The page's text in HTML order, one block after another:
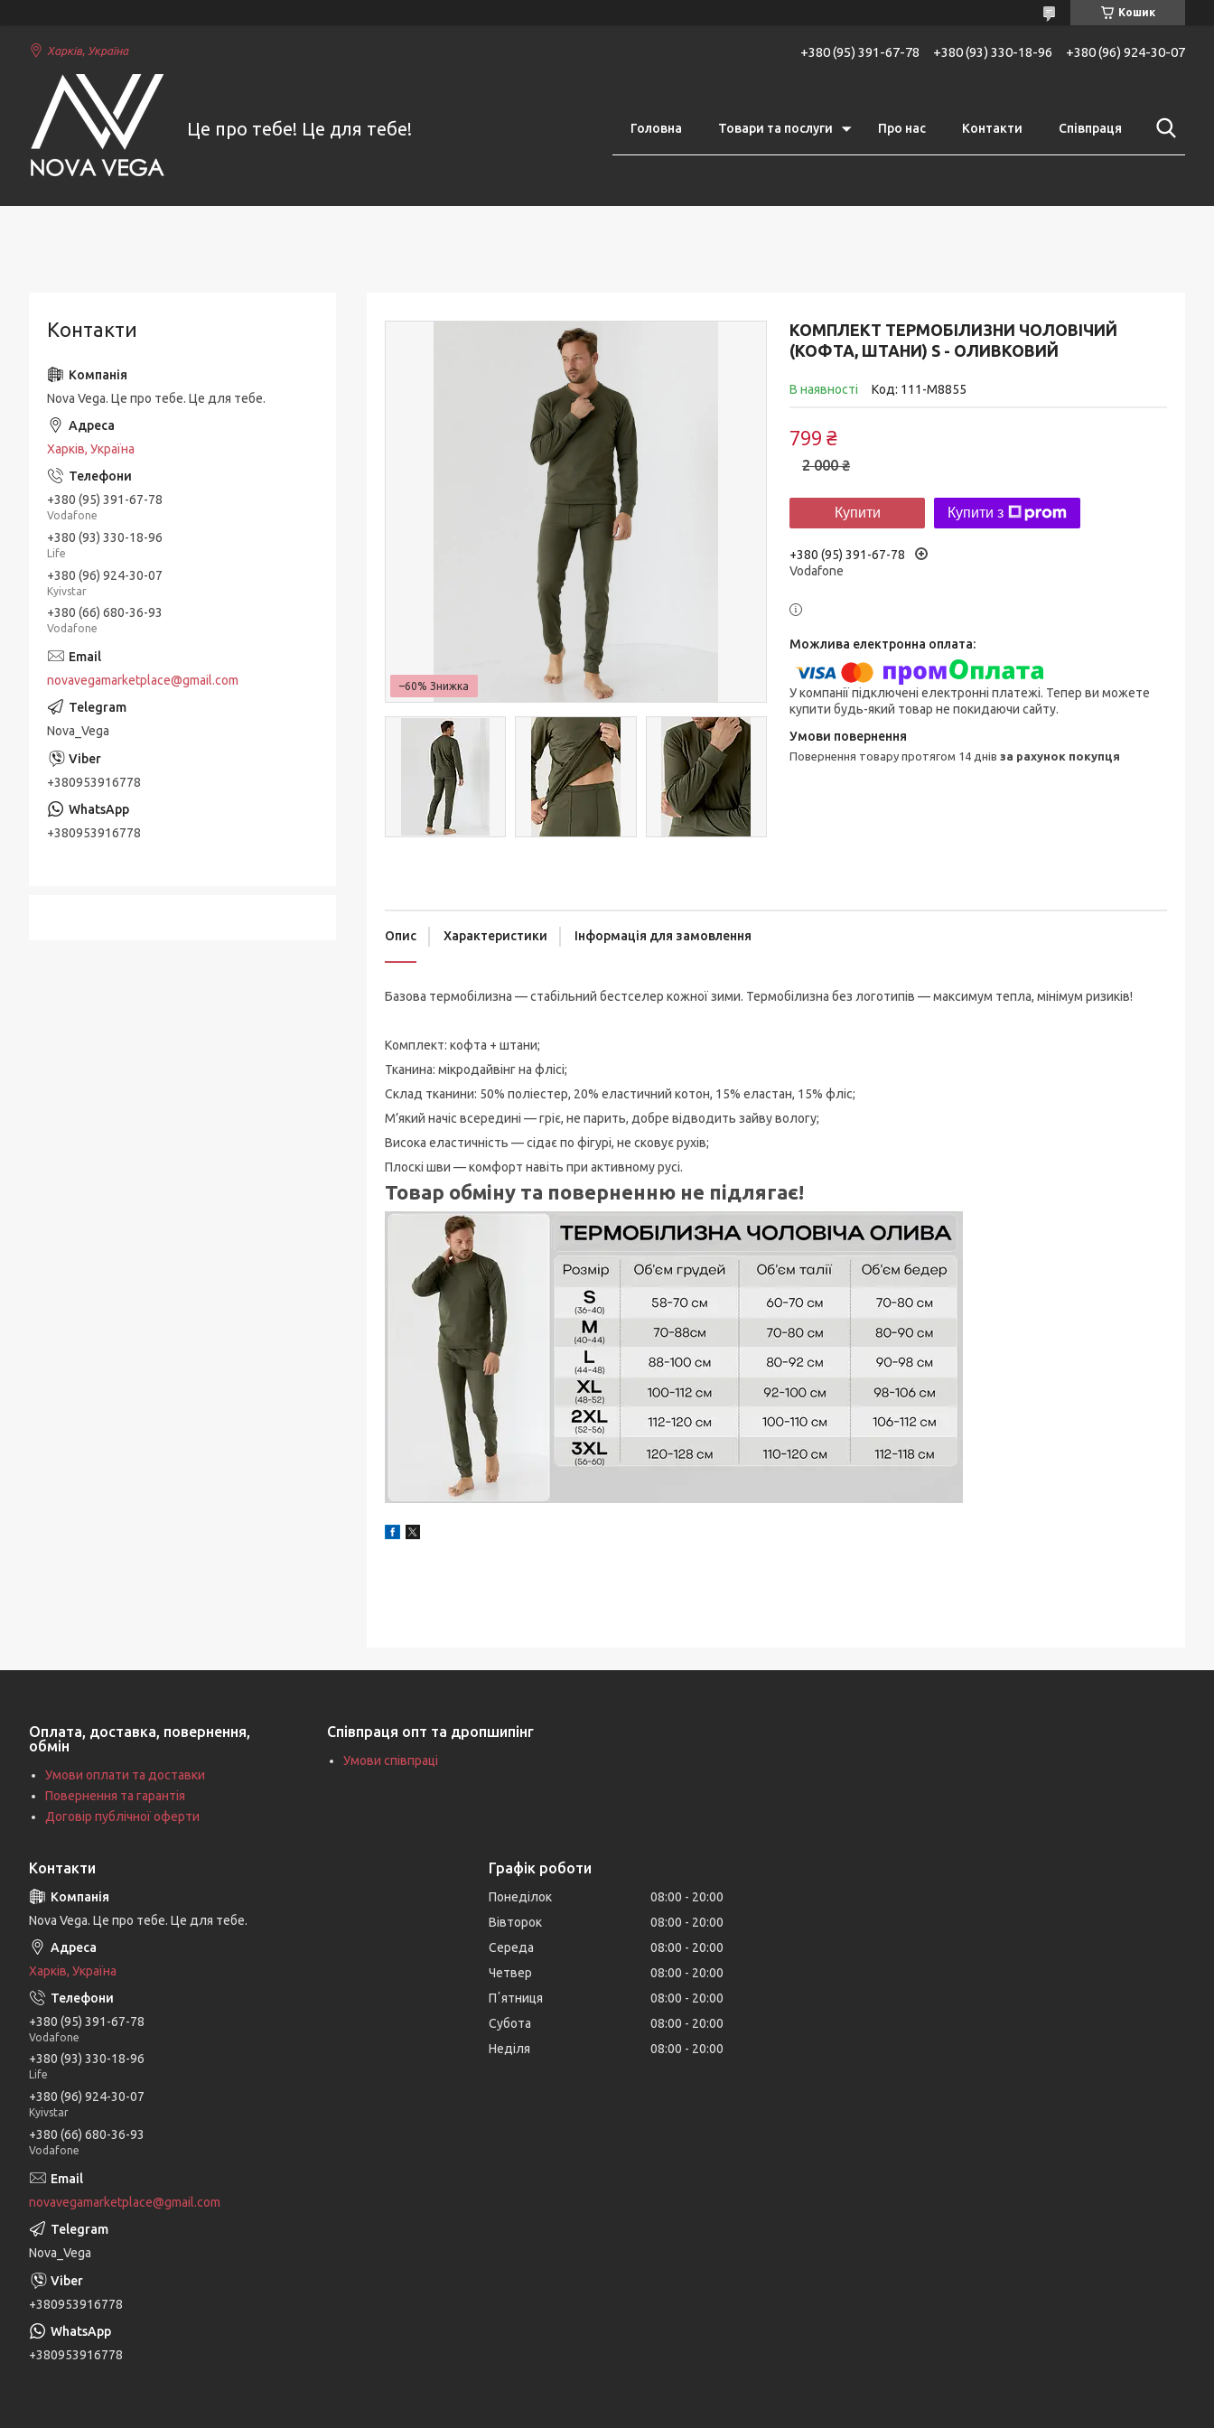
Кошик
Харків, Україна +380 (95) 391-67-78 +380 (93) 330-18-96 +380 (96) 924-30-07
Це про тебе! Це для тебе! Головна Товари та послуги Про нас Контакти Співпраця
КОМПЛЕКТ ТЕРМОБІЛИЗНИ ЧОЛОВІЧИЙ
(КОФТА, ШТАНИ) S - ОЛИВКОВИЙ
В наявності Код: 111-M8855
2 000 ₴
799 ₴
Купити Купити з
+380 (95) 391-67-78
Vodafone
У компанії підключені електронні платежі. Тепер ви можете
купити будь-який товар не покидаючи сайту.
повернення товару протягом 14 днів за рахунок покупця
–60%
Опис Характеристики Інформація для замовлення
Базова термобілизна — стабільний бестселер кожної зими. Термобілизна без логотипів — максимум тепла, мінімум ризиків!
Комплект: кофта + штани;
Тканина: мікродайвінг на флісі;
Склад тканини: 50% поліестер, 20% еластичний котон, 15% еластан, 15% фліс;
М’який начіс всередині — гріє, не парить, добре відводить зайву вологу;
Висока еластичність — сідає по фігурі, не сковує рухів;
Плоскі шви — комфорт навіть при активному русі.
Товар обміну та поверненню не підлягає!
Контакти
Nova Vega. Це про тебе. Це для тебе.
Харків, Україна
+380 (95) 391-67-78
Vodafone
+380 (93) 330-18-96
Life
+380 (96) 924-30-07
Kyivstar
+380 (66) 680-36-93
Vodafone
novavegamarketplace@gmail.com
Nova_Vega
+380953916778
+380953916778
Оплата, доставка, повернення,
обмін
Умови оплати та доставки
Повернення та гарантія
Договір публічної оферти
Співпраця опт та дропшипінг
Умови співпраці
Контакти
Nova Vega. Це про тебе. Це для тебе.
Харків, Україна
+380 (95) 391-67-78
Vodafone
+380 (93) 330-18-96
Life
+380 (96) 924-30-07
Kyivstar
+380 (66) 680-36-93
Vodafone
novavegamarketplace@gmail.com
Nova_Vega
+380953916778
+380953916778
Графік роботи
Понеділок 08:00
20:00
Вівторок
08:00
20:00
Середа
08:00
20:00
Четвер
08:00
20:00
Пʼятниця
08:00
20:00
Субота
08:00
20:00
Неділя
08:00 20:00